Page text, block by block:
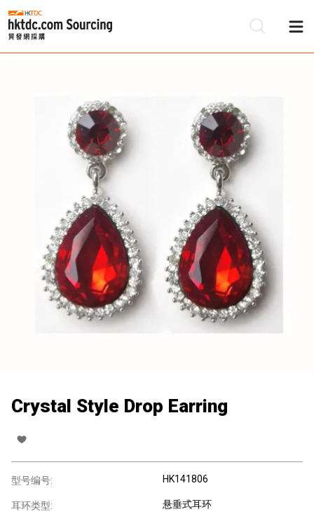
Crystal Style Drop Earring
型号编号: HK141806
耳环类型: 悬垂式耳环